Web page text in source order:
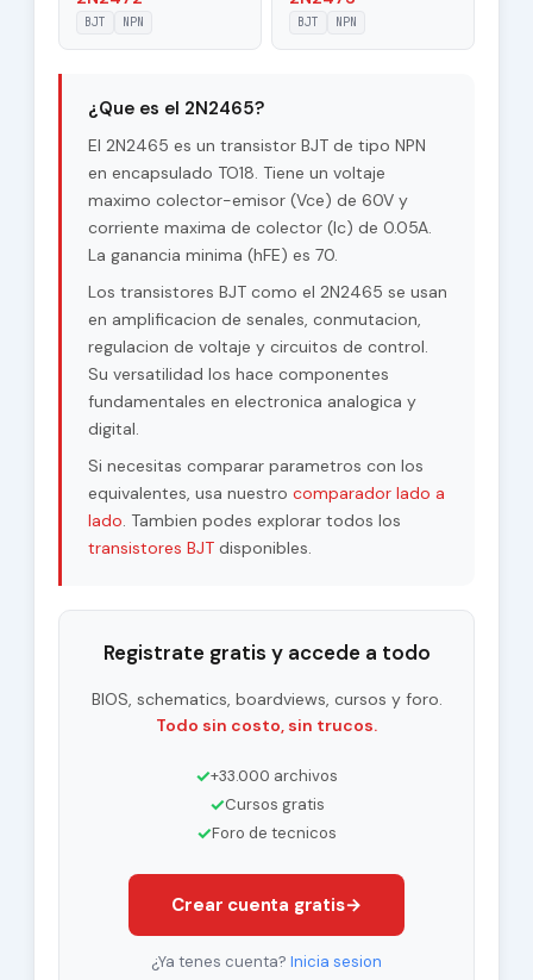
Voltage |Vcb|
Voltage |Vce|
Max. Operating
Temperature (Tj)
Maximum Collector
(Pc)
Forward Current
Transfer Ratio
(hFE), MIN
70
BJT NPN BJT NPN
¿Que es el 2N2465?
El 2N2465 es un transistor BJT de tipo NPN
en encapsulado TO18. Tiene un voltaje
maximo colector-emisor (Vce) de 60V y
corriente maxima de colector (Ic) de 0.05A.
La ganancia minima (hFE) es 70.
Los transistores BJT como el 2N2465 se usan
en amplificacion de senales, conmutacion,
regulacion de voltaje y circuitos de control.
Su versatilidad los hace componentes
fundamentales en electronica analogica y
digital.
Si necesitas comparar parametros con los
equivalentes, usa nuestro comparador lado a
lado. Tambien podes explorar todos los
transistores BJTdisponibles.
Registrate gratis y accede a todo
BIOS, schematics, boardviews, cursos y foro.
Todo sin costo, sin trucos.
✓+33.000 archivos
✓Cursos gratis
✓Foro de tecnicos
Crear cuenta gratis→
¿Ya tenes cuenta? Inicia sesion